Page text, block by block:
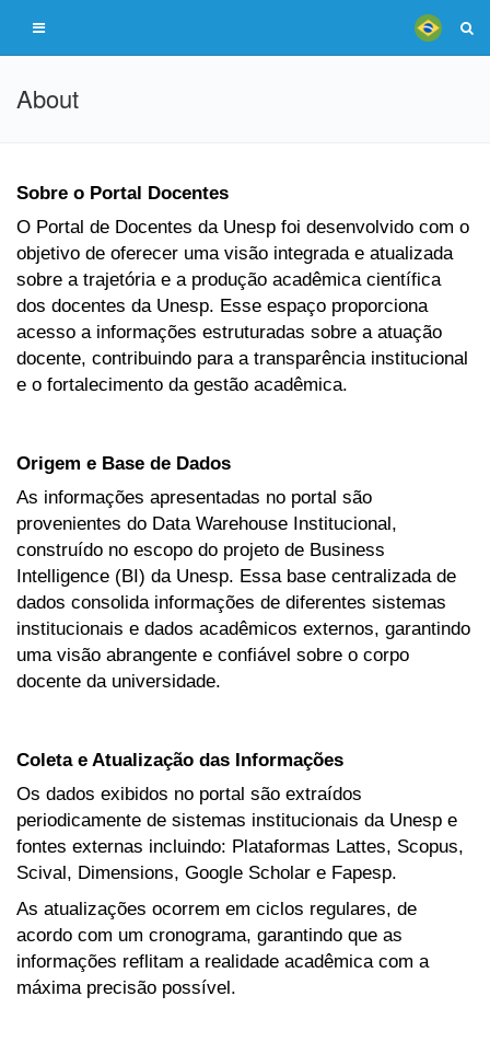
About
Sobre o Portal Docentes
O Portal de Docentes da Unesp foi desenvolvido com o
objetivo de oferecer uma visão integrada e atualizada
sobre a trajetória e a produção acadêmica científica
dos docentes da Unesp. Esse espaço proporciona
acesso a informações estruturadas sobre a atuação
docente, contribuindo para a transparência institucional
e o fortalecimento da gestão acadêmica.
Origem e Base de Dados
As informações apresentadas no portal são
provenientes do Data Warehouse Institucional,
construído no escopo do projeto de Business
Intelligence (BI) da Unesp. Essa base centralizada de
dados consolida informações de diferentes sistemas
institucionais e dados acadêmicos externos, garantindo
uma visão abrangente e confiável sobre o corpo
docente da universidade.
Coleta e Atualização das Informações
Os dados exibidos no portal são extraídos
periodicamente de sistemas institucionais da Unesp e
fontes externas incluindo: Plataformas Lattes, Scopus,
Scival, Dimensions, Google Scholar e Fapesp.
As atualizações ocorrem em ciclos regulares, de
acordo com um cronograma, garantindo que as
informações reflitam a realidade acadêmica com a
máxima precisão possível.